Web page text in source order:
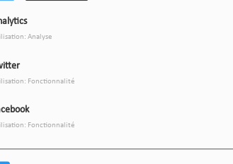
Analyse
Fonctionnalité
Fonctionnalité
KAYTRANADA a parcouru le monde en tête
tournée “After Hours Til Dawn”, et partagé
le14 juin à l’ING Arena